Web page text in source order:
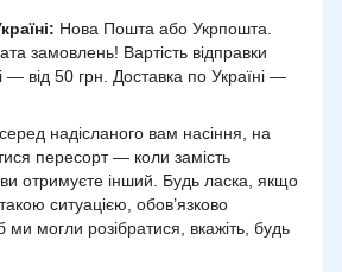
Нова Пошта або Укрпошта.
замовлень! Вартість відправки
— від 50 грн. Доставка по Україні —
серед надісланого вам насіння, на
пересорт — коли замість
отримуєте інший. Будь ласка, якщо
ситуацією, обов’язково
могли розібратися, вкажіть, будь